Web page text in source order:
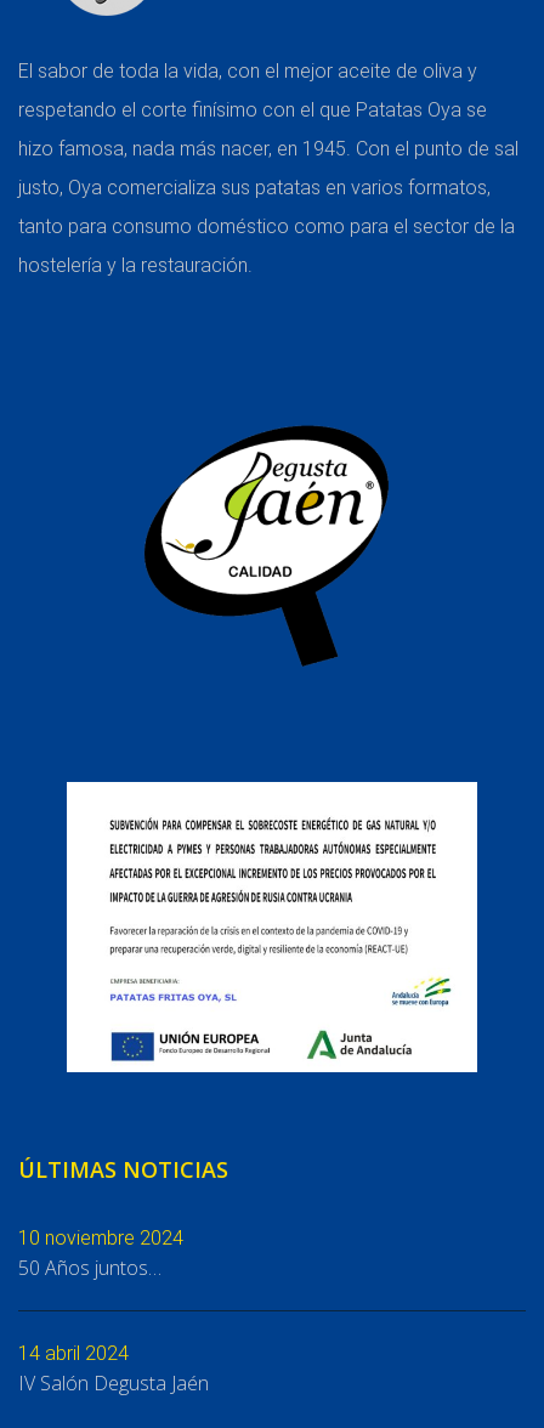
El sabor de toda la vida, con el mejor aceite de oliva y
respetando el corte finísimo con el que Patatas Oya se
hizo famosa, nada más nacer, en 1945. Con el punto de sal
justo, Oya comercializa sus patatas en varios formatos,
tanto para consumo doméstico como para el sector de la
hostelería y la restauración.
ÚLTIMAS NOTICIAS
10 noviembre 2024
50 Años juntos…
14 abril 2024
IV Salón Degusta Jaén